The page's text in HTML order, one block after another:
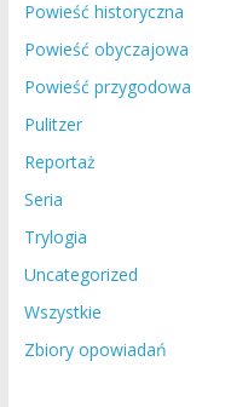
Powieść historyczna
Powieść obyczajowa
Powieść przygodowa
Pulitzer
Reportaż
Seria
Trylogia
Uncategorized
Wszystkie
Zbiory opowiadań